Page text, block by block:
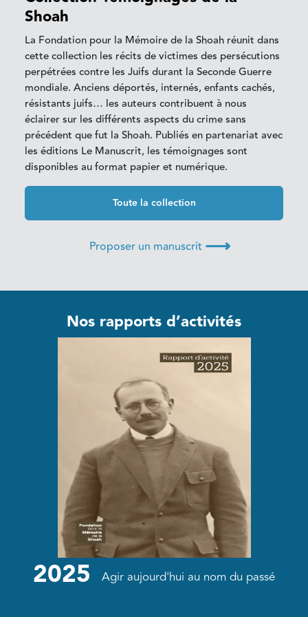
Shoah
La Fondation pour la Mémoire de la Shoah réunit dans
cette collection les récits de victimes des persécutions
perpétrées contre les Juifs durant la Seconde Guerre
mondiale. Anciens déportés, internés, enfants cachés,
résistants juifs… les auteurs contribuent à nous
éclairer sur les différents aspects du crime sans
précédent que fut la Shoah. Publiés en partenariat avec
les éditions Le Manuscrit, les témoignages sont
disponibles au format papier et numérique.
Toute la collection
Proposer un manuscrit ⟶
Nos rapports d’activités
2025 Agir aujourd'hui au nom du passé